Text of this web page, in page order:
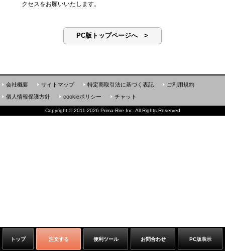
クセスをお願いいたします。
PC版トップページへ >
トップ 注文する 便利ツール お問合わせ PC版表示
会社概要 サイトマップ 特定商取引法に基づく表記
ご利用規約
個人情報保護方針
cookieポリシー チャット
Copyright ©2011-2026 Prima-Rire Inc. All Rights Reserved